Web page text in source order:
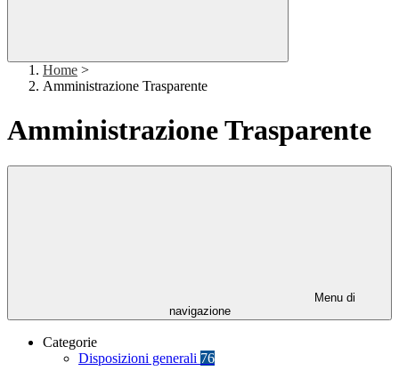
Home >
Amministrazione Trasparente
Amministrazione Trasparente
Menu di
navigazione
Categorie
Disposizioni generali 76